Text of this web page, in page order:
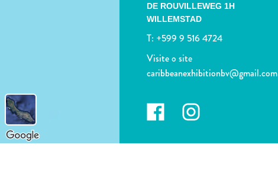
DE ROUVILLEWEG 1H
WILLEMSTAD
T: +599 9 516 4724
Visite o site
caribbeanexhibitionbv@gmail.com